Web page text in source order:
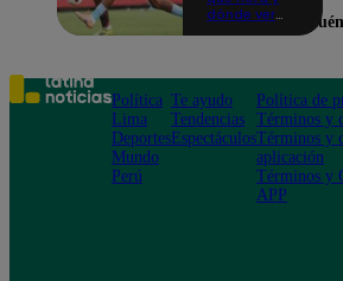
dónde ver
fecha 4?
Política
Lima
Deportes
Mundo
Perú
Te ayudo
Tendencias
Espectáculos
Política de
Términos y
Términos y
aplicación
Términos y
APP